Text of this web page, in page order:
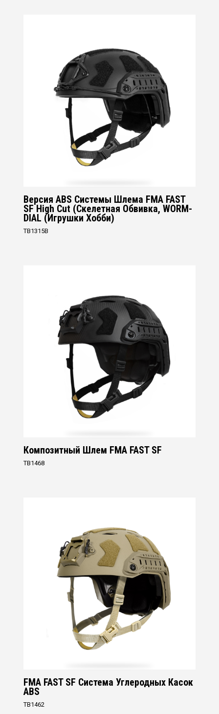
Версия ABS Системы Шлема FMA FAST
SF High Cut (Скелетная Обвивка, WORM-
DIAL (Игрушки Хобби)
TB1315B
Композитный Шлем FMA FAST SF
TB1468
FMA FAST SF Система Углеродных Касок
ABS
TB1462